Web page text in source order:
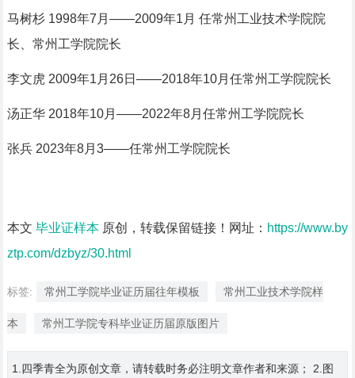
马树杉 1998年7月——2009年1月 任常州工业技术学院院
长、常州工学院院长
李文虎 2009年1月26日——2018年10月任常州工学院院长
汤正华 2018年10月——2022年8月任常州工学院院长
张兵 2023年8月3——任常州工学院院长
本文 毕业证样本原创，转载保留链接！网址： https://www.by
ztp.com/dzbyz/30.html
标签: 常州工学院毕业证历届往年模板 常州工业技术学院样
本 常州工学院专科毕业证历届原版图片
1.四季青全为原创文章，请转载时务必注明文章作者和来源； 2.图